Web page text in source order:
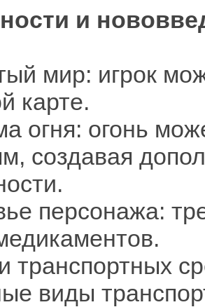
и
мир: игрок
карте.
огня: огонь
создавая
персонажа:
транспортных
виды